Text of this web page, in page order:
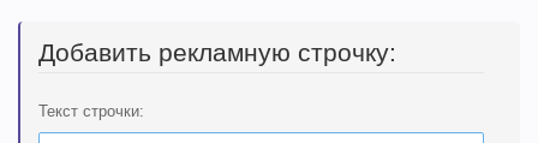
Добавить рекламную строчку:
Текст строчки: